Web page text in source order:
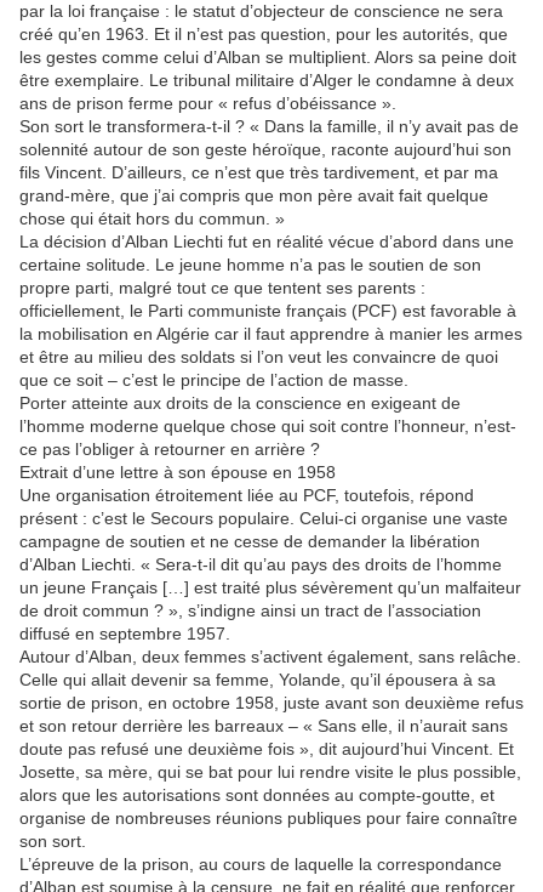
par la loi française : le statut d’objecteur de conscience ne sera
créé qu’en 1963. Et il n’est pas question, pour les autorités, que
les gestes comme celui d’Alban se multiplient. Alors sa peine doit
être exemplaire. Le tribunal militaire d’Alger le condamne à deux
ans de prison ferme pour « refus d’obéissance ».
Son sort le transformera-t-il ? « Dans la famille, il n’y avait pas de
solennité autour de son geste héroïque, raconte aujourd’hui son
fils Vincent. D’ailleurs, ce n’est que très tardivement, et par ma
grand-mère, que j’ai compris que mon père avait fait quelque
chose qui était hors du commun. »
La décision d’Alban Liechti fut en réalité vécue d’abord dans une
certaine solitude. Le jeune homme n’a pas le soutien de son
propre parti, malgré tout ce que tentent ses parents :
officiellement, le Parti communiste français (PCF) est favorable à
la mobilisation en Algérie car il faut apprendre à manier les armes
et être au milieu des soldats si l’on veut les convaincre de quoi
que ce soit – c’est le principe de l’action de masse.
Porter atteinte aux droits de la conscience en exigeant de
l’homme moderne quelque chose qui soit contre l’honneur, n’est-
ce pas l’obliger à retourner en arrière ?
Extrait d’une lettre à son épouse en 1958
Une organisation étroitement liée au PCF, toutefois, répond
présent : c’est le Secours populaire. Celui-ci organise une vaste
campagne de soutien et ne cesse de demander la libération
d’Alban Liechti. « Sera-t-il dit qu’au pays des droits de l’homme
un jeune Français […] est traité plus sévèrement qu’un malfaiteur
de droit commun ? », s’indigne ainsi un tract de l’association
diffusé en septembre 1957.
Autour d’Alban, deux femmes s’activent également, sans relâche.
Celle qui allait devenir sa femme, Yolande, qu’il épousera à sa
sortie de prison, en octobre 1958, juste avant son deuxième refus
et son retour derrière les barreaux – « Sans elle, il n’aurait sans
doute pas refusé une deuxième fois », dit aujourd’hui Vincent. Et
Josette, sa mère, qui se bat pour lui rendre visite le plus possible,
alors que les autorisations sont données au compte-goutte, et
organise de nombreuses réunions publiques pour faire connaître
son sort.
L’épreuve de la prison, au cours de laquelle la correspondance
d’Alban est soumise à la censure, ne fait en réalité que renforcer